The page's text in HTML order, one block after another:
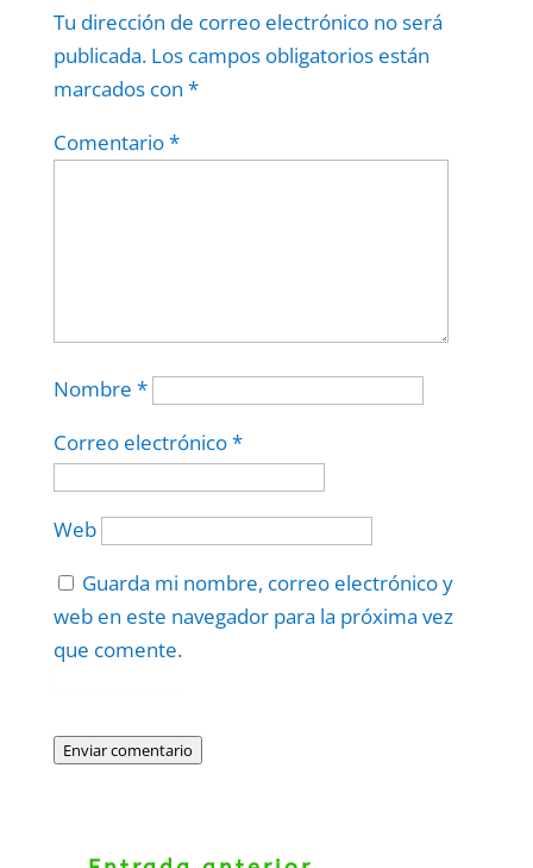
Tu dirección de correo electrónico no será
publicada. Los campos obligatorios están
marcados con *
Comentario*
Nombre *
Correo electrónico*
Web
Guarda mi nombre, correo electrónico y
web en este navegador para la próxima vez
que comente.
Enviar comentario